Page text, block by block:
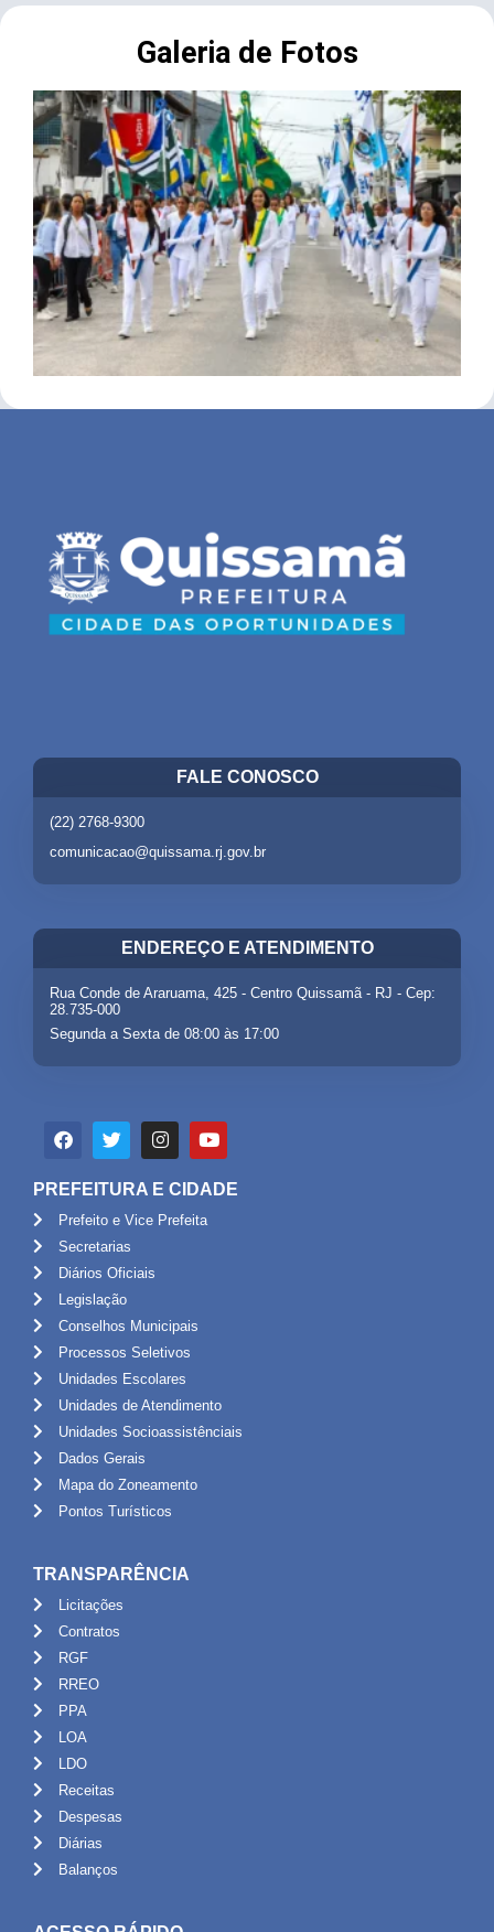
Galeria de Fotos
FALE CONOSCO
(22) 2768-9300
comunicacao@quissama.rj.gov.br
ENDEREÇO E ATENDIMENTO
Rua Conde de Araruama, 425 - Centro Quissamã - RJ - Cep:
28.735-000
Segunda a Sexta de 08:00 às 17:00
PREFEITURA E CIDADE
Prefeito e Vice Prefeita
Secretarias
Diários Oficiais
Legislação
Conselhos Municipais
Processos Seletivos
Unidades Escolares
Unidades de Atendimento
Unidades Socioassistênciais
Dados Gerais
Mapa do Zoneamento
Pontos Turísticos
TRANSPARÊNCIA
Licitações
Contratos
RGF
RREO
PPA
LOA
LDO
Receitas
Despesas
Diárias
Balanços